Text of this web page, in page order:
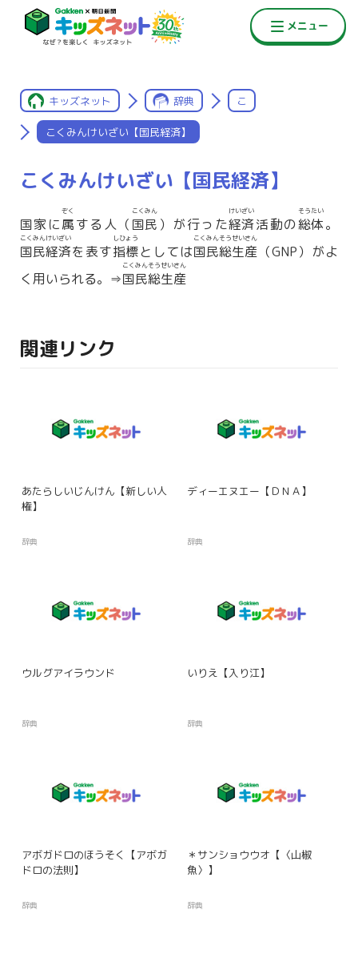
キッズネット 辞典 こ
こくみんけいざい【国民経済】
こくみんけいざい【国民経済】
国家に属
ぞく
する人（ 国民
こくみん
）が行った経済
けいざい
活動の総体
そうたい
。
国民経済
こくみんけいざい
を表す指標
しひょう
としては国民総生産
こくみんそうせいさん
（GNP）がよ
く用いられる。⇒国民総生産
こくみんそうせいさん
関連リンク
あたらしいじんけん【新しい人
権】
辞典
ディーエヌエー【ＤＮＡ】
辞典
ウルグアイラウンド
辞典
いりえ【入り江】
辞典
アボガドロのほうそく【アボガ
ドロの法則】
辞典
＊サンショウウオ【〈山椒
魚〉】
辞典